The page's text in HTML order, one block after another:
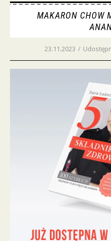
MAKARON CHOW
23.11.2023 /